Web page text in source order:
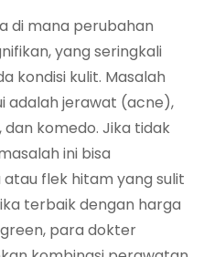
di mana perubahan
yang seringkali
kondisi kulit. Masalah
adalah jerawat (acne),
komedo. Jika tidak
ini bisa
flek hitam yang sulit
terbaik dengan harga
para dokter